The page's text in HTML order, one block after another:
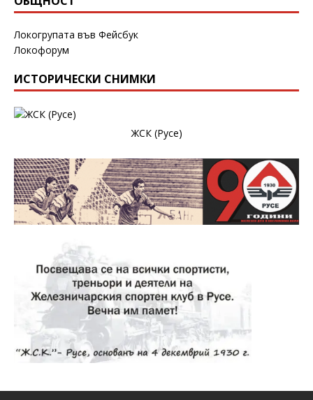
Локогрупата във Фейсбук
Локофорум
ИСТОРИЧЕСКИ СНИМКИ
ЖСК (Русе)